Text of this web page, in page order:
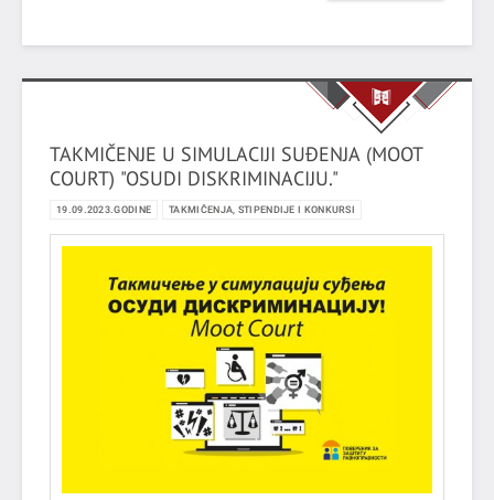
TAKMIČENJE U SIMULACIJI SUĐENJA (MOOT
COURT) "OSUDI DISKRIMINACIJU."
19.09.2023.GODINE TAKMIČENJA, STIPENDIJE I KONKURSI